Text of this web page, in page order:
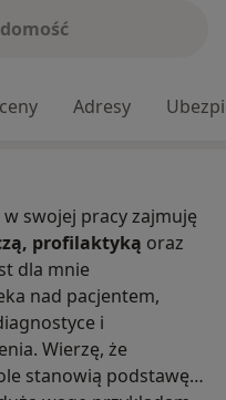
Adresy
swojej pracy zajmuję
profilaktyką oraz
dla mnie
nad pacjentem,
i
Wierzę, że
stanowią podstawę